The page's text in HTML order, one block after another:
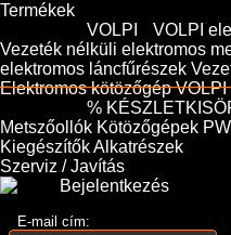
Termékek
VOLPI
VOLPI
Vezeték nélküli elektromos
elektromos láncfűrészek
Elektromos kötözőgép VOLPI
%
Metszőollók Kötözőgépek
KiegészítőkAlkatrészek
Szerviz / Javítás
Bejelentkezés
E-mail cím: